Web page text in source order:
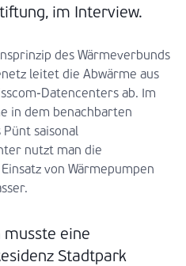
im Interview.
des Wärmeverbunds
leitet die Abwärme aus
Datencenters ab. Im
in dem benachbarten
saisonal
nutzt man die
von Wärmepumpen
musste eine
Stadtpark